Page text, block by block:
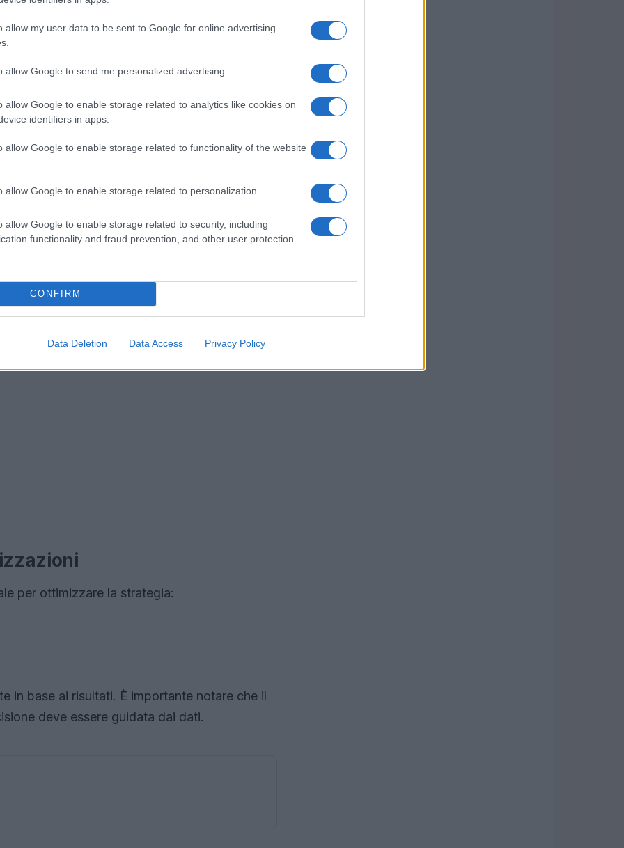
allow my user data to be sent to Google for online advertising
allow Google to send me personalized advertising.
allow Google to enable storage related to analytics like cookies on
identifiers in apps.
allow Google to enable storage related to functionality of the website
allow Google to enable storage related to personalization.
allow Google to enable storage related to security, including
functionality and fraud prevention, and other user protection.
CONFIRM
Data Deletion Data Access Privacy Policy
Google Analytics
registrando un aumento deltasso di
chiave analizzate includono:
pratica
Google Marketing Platform possono essere
degli utenti e ottimizzare le campagne
dei clienti nel processo decisionale può
per ottimizzare la strategia:
in base ai risultati. È importante notare che il
deve essere guidata dai dati.